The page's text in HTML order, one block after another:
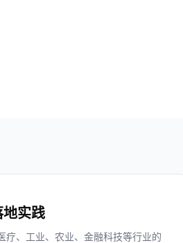
地实践
疗、工业、农业、金融科技等行业的